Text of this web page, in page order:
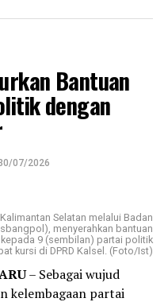
Bantuan
dengan
07/2026
Selatan melalui Badan
menyerahkan bantuan
9 (sembilan) partai politik
kursi di DPRD Kalsel. (Foto/Ist)
– Sebagai wujud
kelembagaan partai